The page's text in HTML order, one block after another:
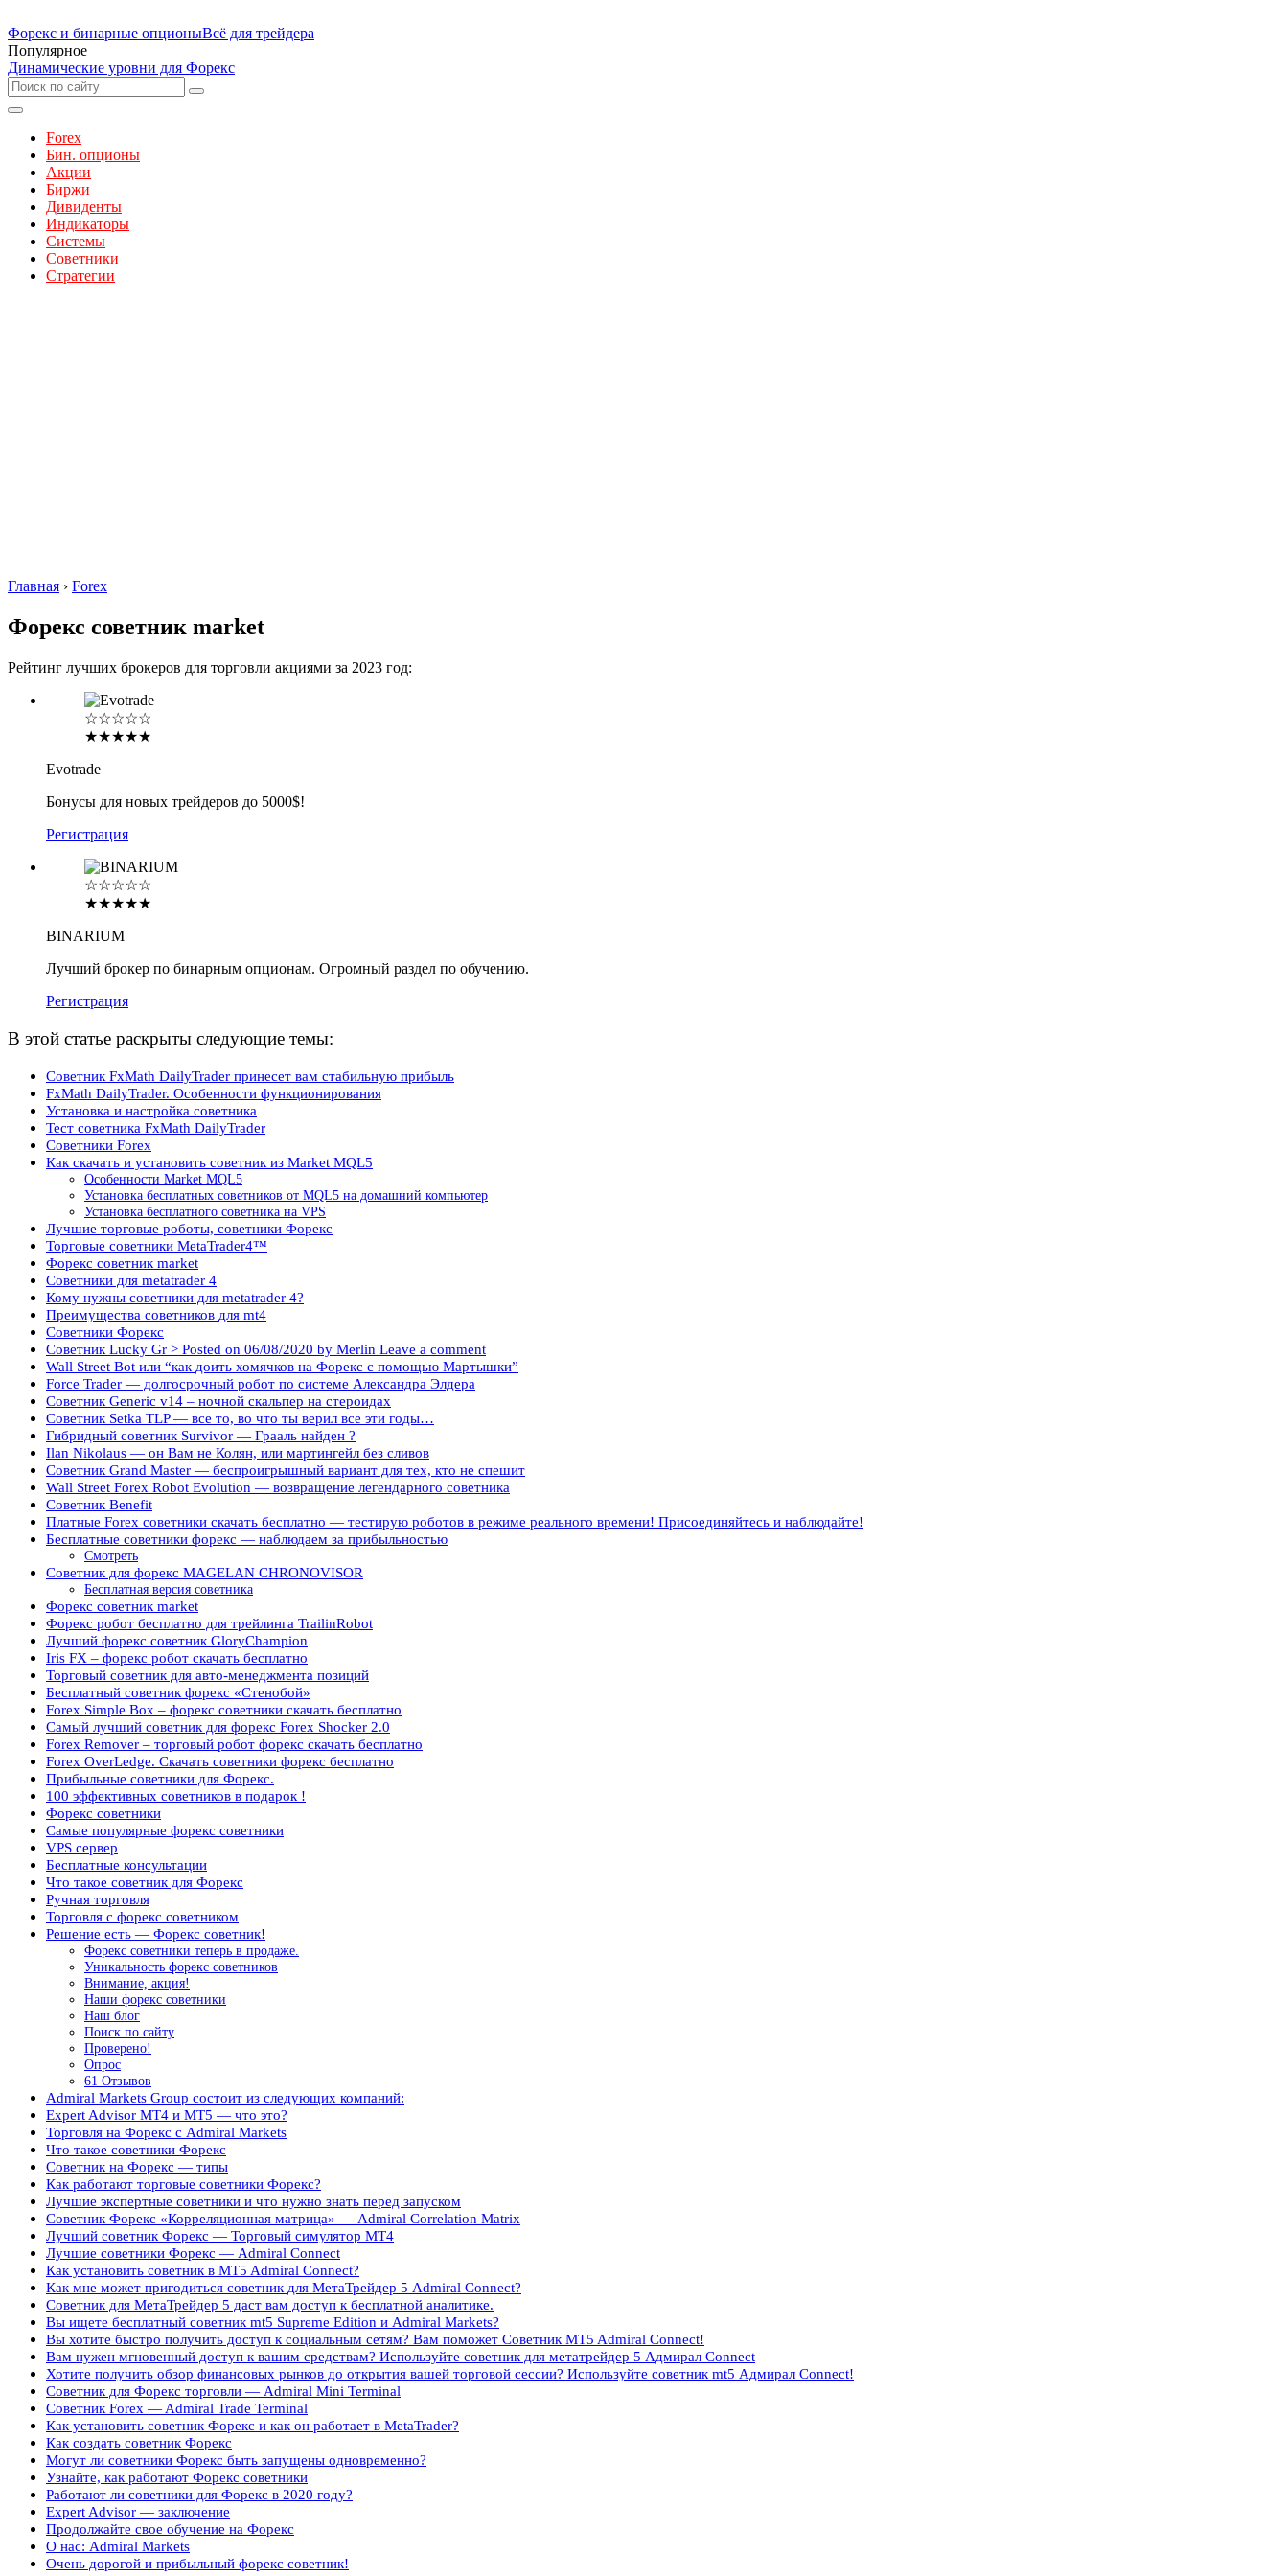
Форекс и бинарные опционыВсё для трейдера
Популярное
Динамические уровни для Форекс
Forex
Бин. опционы
Акции
Биржи
Дивиденты
Индикаторы
Системы
Советники
Стратегии
Главная › Forex
Форекс советник market
Рейтинг лучших брокеров для торговли акциями за 2023 год:
☆☆☆☆☆
★★★★★
Evotrade
Бонусы для новых трейдеров до 5000$!
Регистрация
☆☆☆☆☆
★★★★★
BINARIUM
Лучший брокер по бинарным опционам. Огромный раздел по обучению.
Регистрация
В этой статье раскрыты следующие темы:
Советник FxMath DailyTrader принесет вам стабильную прибыль
FxMath DailyTrader. Особенности функционирования
Установка и настройка советника
Тест советника FxMath DailyTrader
Советники Forex
Как скачать и установить советник из Market MQL5
Особенности Market MQL5
Установка бесплатных советников от MQL5 на домашний компьютер
Установка бесплатного советника на VPS
Лучшие торговые роботы, советники Форекс
Торговые советники MetaTrader4™
Форекс советник market
Советники для metatrader 4
Кому нужны советники для metatrader 4?
Преимущества советников для mt4
Советники Форекс
Советник Lucky Gr > Posted on 06/08/2020 by Merlin Leave a comment
Wall Street Bot или “как доить хомячков на Форекс с помощью Мартышки”
Force Trader — долгосрочный робот по системе Александра Элдера
Советник Generic v14 – ночной скальпер на стероидах
Советник Setka TLP — все то, во что ты верил все эти годы…
Гибридный советник Survivor — Грааль найден ?
Ilan Nikolaus — он Вам не Колян, или мартингейл без сливов
Советник Grand Master — беспроигрышный вариант для тех, кто не спешит
Wall Street Forex Robot Evolution — возвращение легендарного советника
Советник Benefit
Платные Forex советники скачать бесплатно — тестирую роботов в режиме реального времени! Присоединяйтесь и наблюдайте!
Бесплатные советники форекс — наблюдаем за прибыльностью
Смотреть
Советник для форекс MAGELAN CHRONOVISOR
Бесплатная версия советника
Форекс советник market
Форекс робот бесплатно для трейлинга TrailinRobot
Лучший форекс советник GloryChampion
Iris FX – форекс робот скачать бесплатно
Торговый советник для авто-менеджмента позиций
Бесплатный советник форекс «Стенобой»
Forex Simple Box – форекс советники скачать бесплатно
Самый лучший советник для форекс Forex Shocker 2.0
Forex Remover – торговый робот форекс скачать бесплатно
Forex OverLedge. Скачать советники форекс бесплатно
Прибыльные советники для Форекс.
100 эффективных советников в подарок !
Форекс советники
Самые популярные форекс советники
VPS сервер
Бесплатные консультации
Что такое советник для Форекс
Ручная торговля
Торговля с форекс советником
Решение есть — Форекс советник!
Форекс советники теперь в продаже.
Уникальность форекс советников
Внимание, акция!
Наши форекс советники
Наш блог
Поиск по сайту
Проверено!
Опрос
61 Отзывов
Admiral Markets Group состоит из следующих компаний:
Expert Advisor MT4 и МТ5 — что это?
Торговля на Форекс с Admiral Markets
Что такое советники Форекс
Советник на Форекс — типы
Как работают торговые советники Форекс?
Лучшие экспертные советники и что нужно знать перед запуском
Советник Форекс «Корреляционная матрица» — Admiral Correlation Matrix
Лучший советник Форекс — Торговый симулятор MT4
Лучшие советники Форекс — Admiral Connect
Как установить советник в MT5 Admiral Connect?
Как мне может пригодиться советник для МетаТрейдер 5 Admiral Connect?
Советник для МетаТрейдер 5 даст вам доступ к бесплатной аналитике.
Вы ищете бесплатный советник mt5 Supreme Edition и Admiral Markets?
Вы хотите быстро получить доступ к социальным сетям? Вам поможет Советник MT5 Admiral Connect!
Вам нужен мгновенный доступ к вашим средствам? Используйте советник для метатрейдер 5 Адмирал Connect
Хотите получить обзор финансовых рынков до открытия вашей торговой сессии? Используйте советник mt5 Адмирал Connect!
Советник для Форекс торговли — Admiral Mini Terminal
Советник Forex — Admiral Trade Terminal
Как установить советник Форекс и как он работает в MetaTrader?
Как создать советник Форекс
Могут ли советники Форекс быть запущены одновременно?
Узнайте, как работают Форекс советники
Работают ли советники для Форекс в 2020 году?
Expert Advisor — заключение
Продолжайте свое обучение на Форекс
О нас: Admiral Markets
Очень дорогой и прибыльный форекс советник!